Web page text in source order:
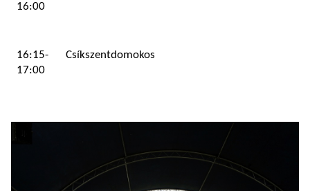
16:00
16:15-
17:00
Csíkszentdomokos